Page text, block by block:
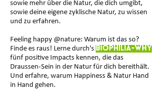
sowie mehr über die Natur, die dich umgibt,
sowie deine eigene zyklische Natur, zu wissen
und zu erfahren.
Feeling happy @nature: Warum ist das so?
Finde es raus! Lerne durch's Biophilia-WHY
fünf positive Impacts kennen, die das
Draussen-Sein in der Natur für dich bereithält.
Und erfahre, warum Happiness & Natur Hand
in Hand gehen.